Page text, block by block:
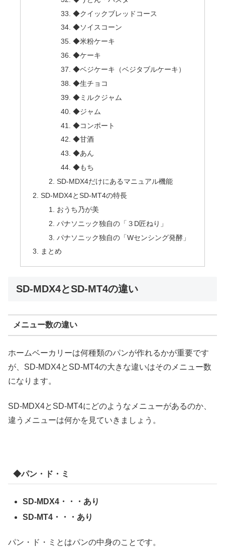
◆クイックブレッドコース
◆ソイスコーン
◆米粉ケーキ
◆ケーキ
◆ベジケーキ（ベジタブルケーキ）
◆生チョコ
◆ミルクジャム
◆ジャム
◆コンポート
◆甘酒
◆あん
◆もち
SD-MDX4だけにあるマニュアル機能
SD-MDX4とSD-MT4の特長
おうち乃が美
パナソニック独自の「３D匠ねり」
パナソニック独自の「Wセンシング発酵」
まとめ
SD-MDX4とSD-MT4の違い
メニュー数の違い
ホームベーカリーは何種類のパンが作れるかが重要です
が、SD-MDX4とSD-MT4の大きな違いはそのメニュー数
になります。
SD-MDX4とSD-MT4にどのようなメニューがあるのか、
違うメニューは何かを見ていきましょう。
◆パン・ド・ミ
SD-MDX4・・・あり
SD-MT4・・・あり
パン・ド・ミとはパンの中身のことです。